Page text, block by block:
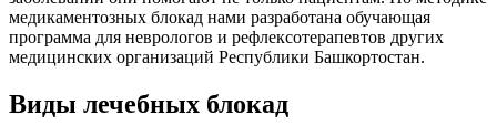
медикаментозных блокад нами разработана обучающая
программа для неврологов и рефлексотерапевтов других
медицинских организаций Республики Башкортостан.
Виды лечебных блокад